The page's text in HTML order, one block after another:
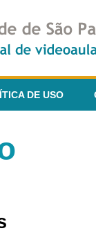
DE USO